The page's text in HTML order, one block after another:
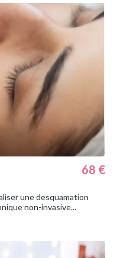
68 €
une desquamation
non-invasive...